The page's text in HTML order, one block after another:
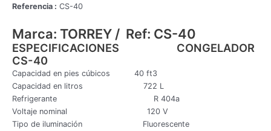
Referencia : CS-40
Marca: TORREY / Ref: CS-40
ESPECIFICACIONES CONGELADOR
CS-40
Capacidad en pies cúbicos 40 ft3
Capacidad en litros 722 L
Refrigerante R 404a
Voltaje nominal 120 V
Tipo de iluminación Fluorescente